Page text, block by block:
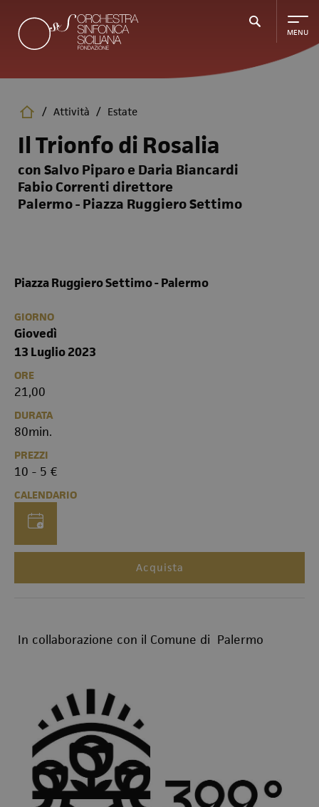
contenuto
principale
/ Attività / Estate
Il Trionfo di Rosalia
con Salvo Piparo e Daria Biancardi
Fabio Correnti direttore
Palermo - Piazza Ruggiero Settimo
Piazza Ruggiero Settimo - Palermo
GIORNO
Giovedì
13 Luglio 2023
ORE
21,00
DURATA
80min.
PREZZI
10 - 5 €
CALENDARIO
Acquista
In collaborazione con il Comune di Palermo